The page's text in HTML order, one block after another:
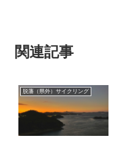
関連記事
脱藩（県外）サイクリング